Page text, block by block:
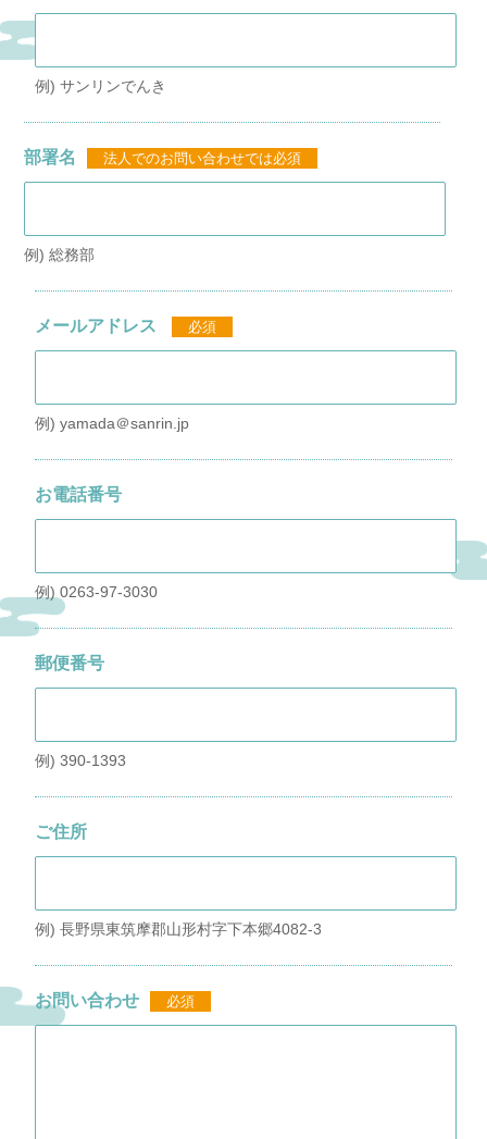
例) サンリンでんき
部署名 法人でのお問い合わせでは必須
例) 総務部
メールアドレス 必須
例) yamada＠sanrin.jp
お電話番号
例) 0263-97-3030
郵便番号
例) 390-1393
ご住所
例) 長野県東筑摩郡山形村字下本郷4082-3
お問い合わせ 必須